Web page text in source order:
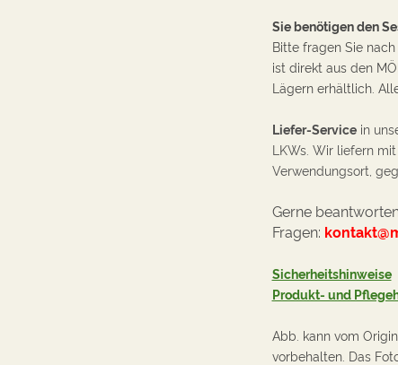
Sie benötigen den
Bitte fragen Sie
ist direkt aus den
Lägern erhältlich.
Liefer-Servicein
LKWs. Wir liefern
Verwendungsort,
Gerne
Fragen:
Sicherheitshinweise
Produkt- und
Abb. kann vom
vorbehalten. Das